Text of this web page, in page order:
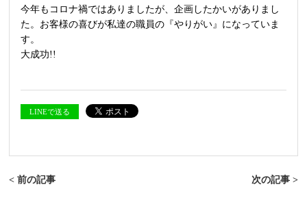
今年もコロナ禍ではありましたが、企画したかいがありまし
た。お客様の喜びが私達の職員の『やりがい』になっていま
す。
大成功!!
LINEで送る
< 前の記事 次の記事 >